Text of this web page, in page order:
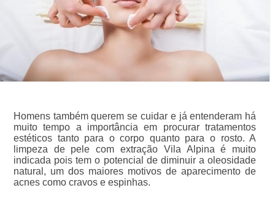
Homens também querem se cuidar e já entenderam há
muito tempo a importância em procurar tratamentos
estéticos tanto para o corpo quanto para o rosto. A
limpeza de pele com extração Vila Alpina é muito
indicada pois tem o potencial de diminuir a oleosidade
natural, um dos maiores motivos de aparecimento de
acnes como cravos e espinhas.